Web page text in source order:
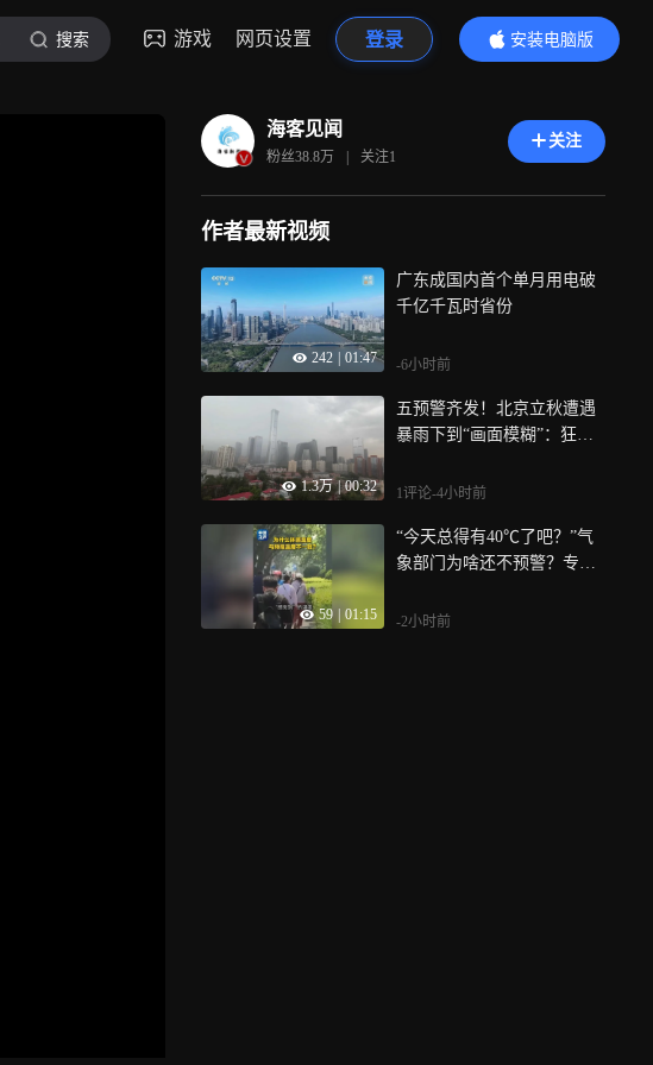
搜索 游戏 网页设置 登录
安装电脑版
内容更精彩
海客见闻
粉丝38.8万 | 关注1
关注
作者最新视频
242 01:47
广东成国内首个单月用电破
千亿千瓦时省份
-6小时前
1.3万 | 00:32
五预警齐发！北京立秋遭遇
暴雨下到“画面模糊”：狂风
1评论-4小时前
59 01:15
“今天总得有40℃了吧？”气
象部门为啥还不预警？专家
-2小时前